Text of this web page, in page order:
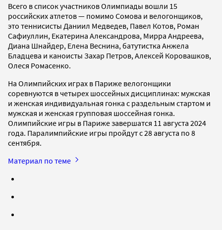
Всего в список участников Олимпиады вошли 15
российских атлетов — помимо Сомова и велогонщиков,
это теннисисты Даниил Медведев, Павел Котов, Роман
Сафиуллин, Екатерина Александрова, Мирра Андреева,
Диана Шнайдер, Елена Веснина, батутистка Анжела
Бладцева и каноисты Захар Петров, Алексей Коровашков,
Олеся Ромасенко.
На Олимпийских играх в Париже велогонщики
соревнуются в четырех шоссейных дисциплинах: мужская
и женская индивидуальная гонка с раздельным стартом и
мужская и женская групповая шоссейная гонка.
Олимпийские игры в Париже завершатся 11 августа 2024
года. Паралимпийские игры пройдут с 28 августа по 8
сентября.
Материал по теме